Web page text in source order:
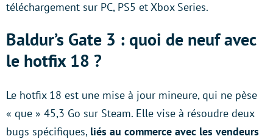
téléchargement sur PC, PS5 et Xbox Series.
Baldur’s Gate 3 : quoi de neuf avec
le hotfix 18 ?
Le hotfix 18 est une mise à jour mineure, qui ne pèse
« que » 45,3 Go sur Steam. Elle vise à résoudre deux
bugs spécifiques, liés au commerce avec les vendeurs